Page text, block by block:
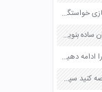
یکی از مسیر های عبور و مرور خودروها می باشد ؟ بازی خواستگاری جواب پاسخ
یکی از حکایت هایی را که تا به حال شنیده اید به زبان ساده بنویسید صفحه 97 نگارش ششم دبستان
یکی از متن های ناتمام زیر را انتخاب کنید و نوشته را ادامه دهید صفحه 73 و 74 کتاب نگارش فارسی پنجم دبستان
یکی از درس های مندرج در کتاب درسی خود را خلاصه کنید سپس متن خلاصه شده را با بهره گیری از روش های دسته بندی نمودار جدول نقشه مفهومی نشان دهید صفحه 118 نگارش یازدهم